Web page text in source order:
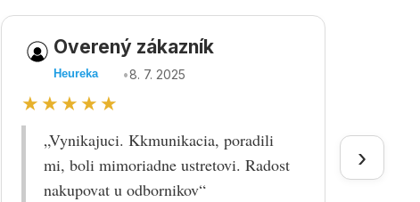
Overený zákazník
Heureka •8. 7. 2025
★★★★★
„Vynikajuci. Kkmunikacia, poradili
mi, boli mimoriadne ustretovi. Radost
nakupovat u odbornikov“
›